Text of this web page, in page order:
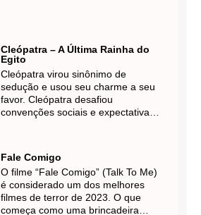
Cleópatra – A Última Rainha do
Egito
Cleópatra virou sinônimo de
sedução e usou seu charme a seu
favor. Cleópatra desafiou
convenções sociais e expectativas
capacidade de usar sua
inteligência, charme e astúcia a
tornou uma figura lendária não
apenas em sua época, mas até os
Fale Comigo
O filme “Fale Comigo” (Talk To Me)
é considerado um dos melhores
filmes de terror de 2023. O que
começa como uma brincadeira